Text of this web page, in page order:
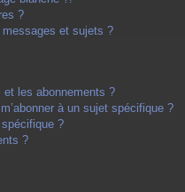
?
et sujets ?
les abonnements ?
à un sujet spécifique ?
?
?